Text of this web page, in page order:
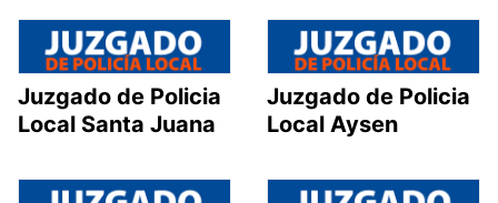
Juzgado de Policia
Local Santa Juana
Juzgado de Policia
Local Aysen